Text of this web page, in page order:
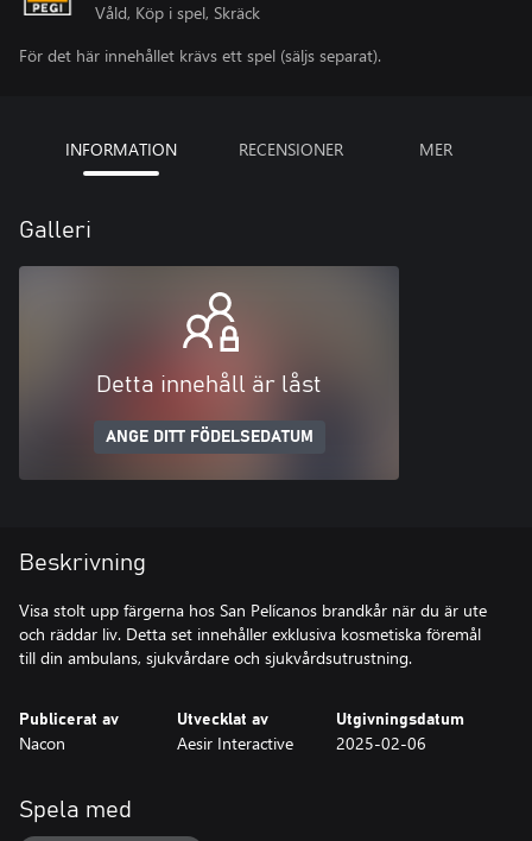
Våld, Köp i spel, Skräck
För det här innehållet krävs ett spel (säljs separat).
INFORMATION RECENSIONER MER
Galleri
Detta innehåll är låst
ANGE DITT FÖDELSEDATUM
Beskrivning
Visa stolt upp färgerna hos San Pelícanos brandkår när du är ute
och räddar liv. Detta set innehåller exklusiva kosmetiska föremål
till din ambulans, sjukvårdare och sjukvårdsutrustning.
Publicerat av
Nacon
Utvecklat av
Aesir Interactive
Utgivningsdatum
2025-02-06
Spela med